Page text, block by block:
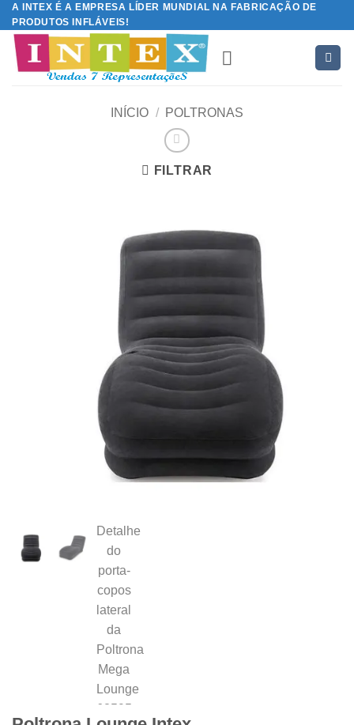
Skip
to
content
A INTEX É A EMPRESA LÍDER MUNDIAL NA FABRICAÇÃO DE
PRODUTOS INFLÁVEIS!
INÍCIO / POLTRONAS
FILTRAR